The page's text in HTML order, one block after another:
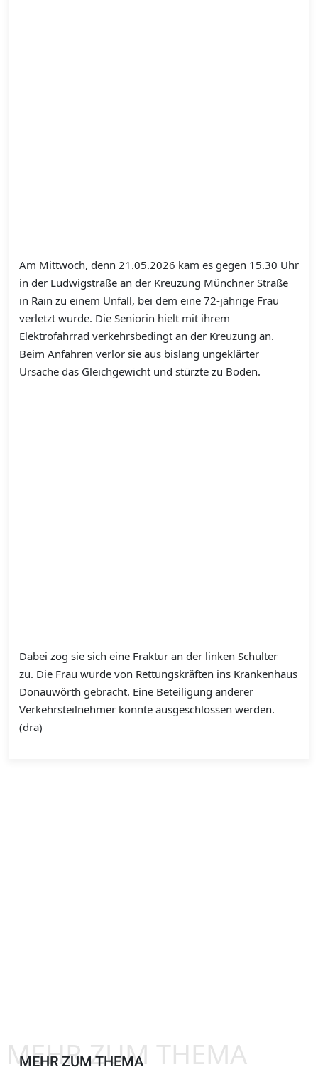
Am Mittwoch, denn 21.05.2026 kam es gegen 15.30 Uhr
in der Ludwigstraße an der Kreuzung Münchner Straße
in Rain zu einem Unfall, bei dem eine 72-jährige Frau
verletzt wurde. Die Seniorin hielt mit ihrem
Elektrofahrrad verkehrsbedingt an der Kreuzung an.
Beim Anfahren verlor sie aus bislang ungeklärter
Ursache das Gleichgewicht und stürzte zu Boden.
Dabei zog sie sich eine Fraktur an der linken Schulter
zu. Die Frau wurde von Rettungskräften ins Krankenhaus
Donauwörth gebracht. Eine Beteiligung anderer
Verkehrsteilnehmer konnte ausgeschlossen werden.
(dra)
MEHR ZUM THEMA
MEHR ZUM THEMA